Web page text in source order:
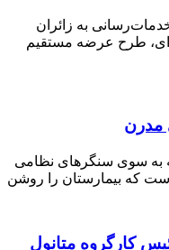
به زائران
طرح عرضه مستقیم
مدرن
به سوی سنگرهای نظامی
که بیمارستان را روشن
کارگروه متانول